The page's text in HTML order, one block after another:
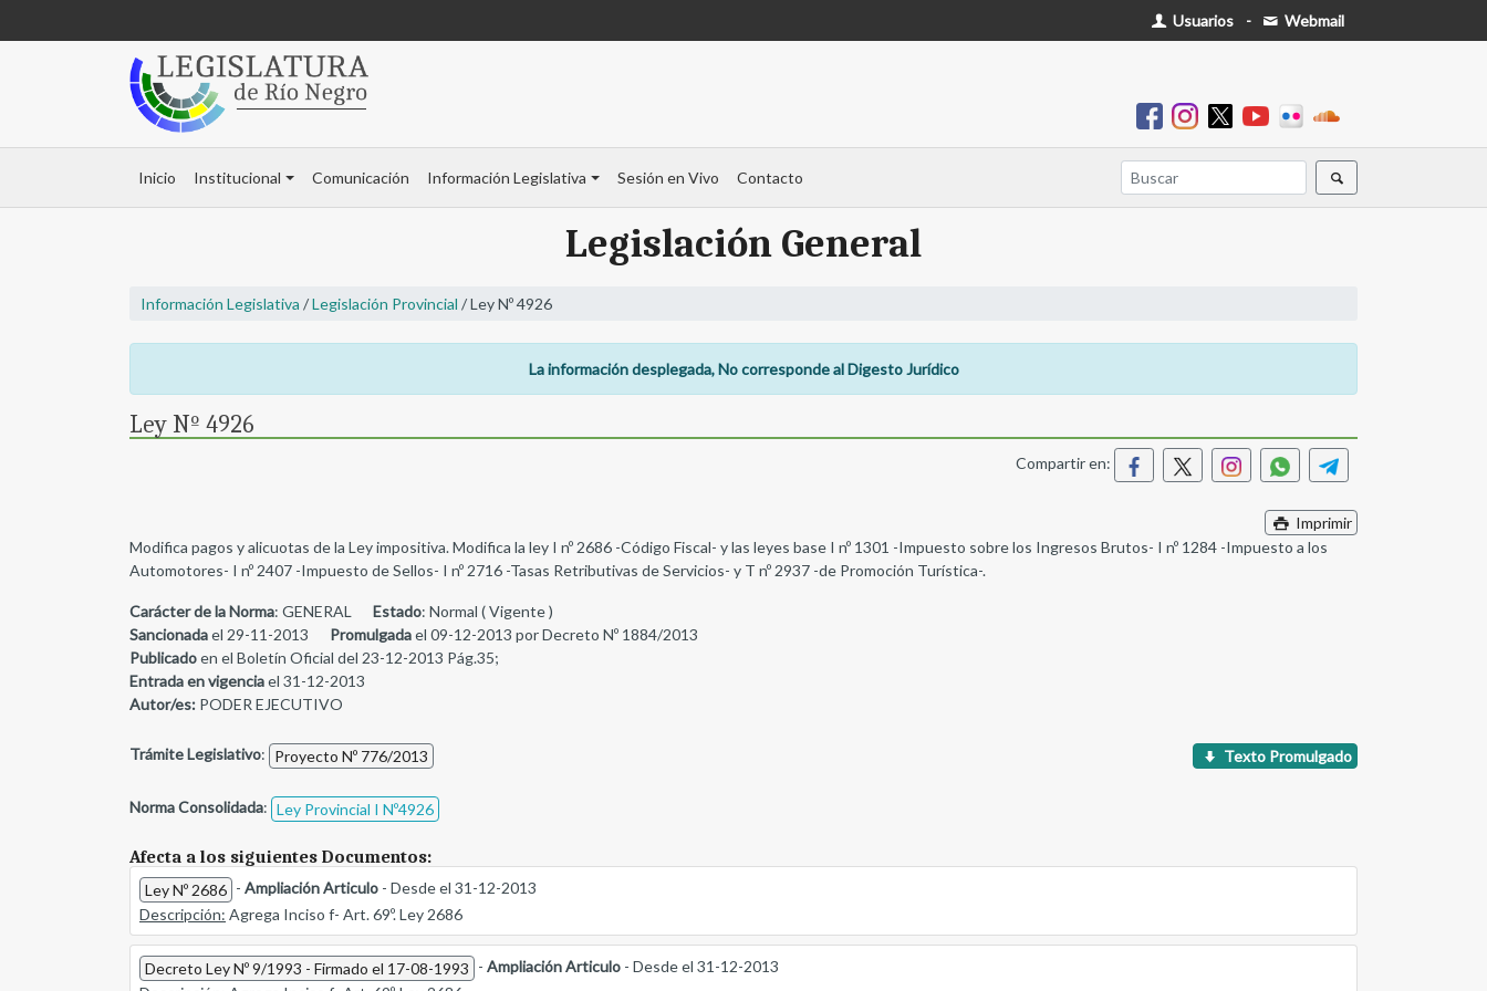
Usuarios - Webmail
Inicio Institucional Comunicación Información Legislativa Sesión en Vivo Contacto
Legislación General
Información Legislativa /Legislación Provincial / Ley Nº 4926
La información desplegada, No corresponde al Digesto Jurídico
Ley Nº 4926
Compartir en:
Imprimir
Modifica pagos y alicuotas de la Ley impositiva. Modifica la ley I nº 2686 -Código Fiscal- y las leyes base I nº 1301 -Impuesto sobre los Ingresos Brutos- I nº 1284 -Impuesto a los
Automotores- I nº 2407 -Impuesto de Sellos- I nº 2716 -Tasas Retributivas de Servicios- y T nº 2937 -de Promoción Turística-.
Carácter de la Norma: GENERAL Estado: Normal ( Vigente )
Sancionadael 29-11-2013 Promulgadael 09-12-2013 por Decreto Nº 1884/2013
Publicadoen el Boletín Oficial del 23-12-2013 Pág.35;
Entrada en vigenciael 31-12-2013
Autor/es: PODER EJECUTIVO
Trámite Legislativo: Proyecto Nº 776/2013
Norma Consolidada: Ley Provincial I Nº4926
Texto Promulgado
Afecta a los siguientes Documentos:
Ley Nº 2686 - Ampliación Articulo - Desde el 31-12-2013
Descripción: Agrega Inciso f- Art. 69º. Ley 2686
Decreto Ley Nº 9/1993 - Firmado el 17-08-1993 - Ampliación Articulo - Desde el 31-12-2013